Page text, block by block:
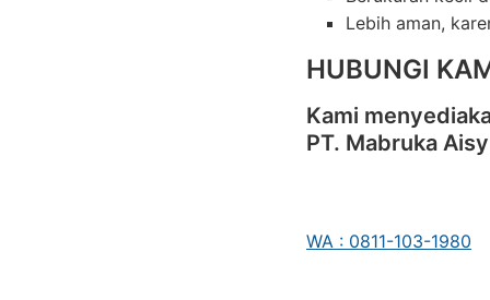
Lebih aman,
HUBUNGI
Kami
PT. Mabruka
WA : 0811-103-1980